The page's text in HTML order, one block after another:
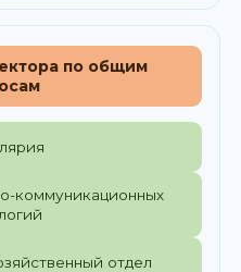
по общим
коммуникационных
отдел